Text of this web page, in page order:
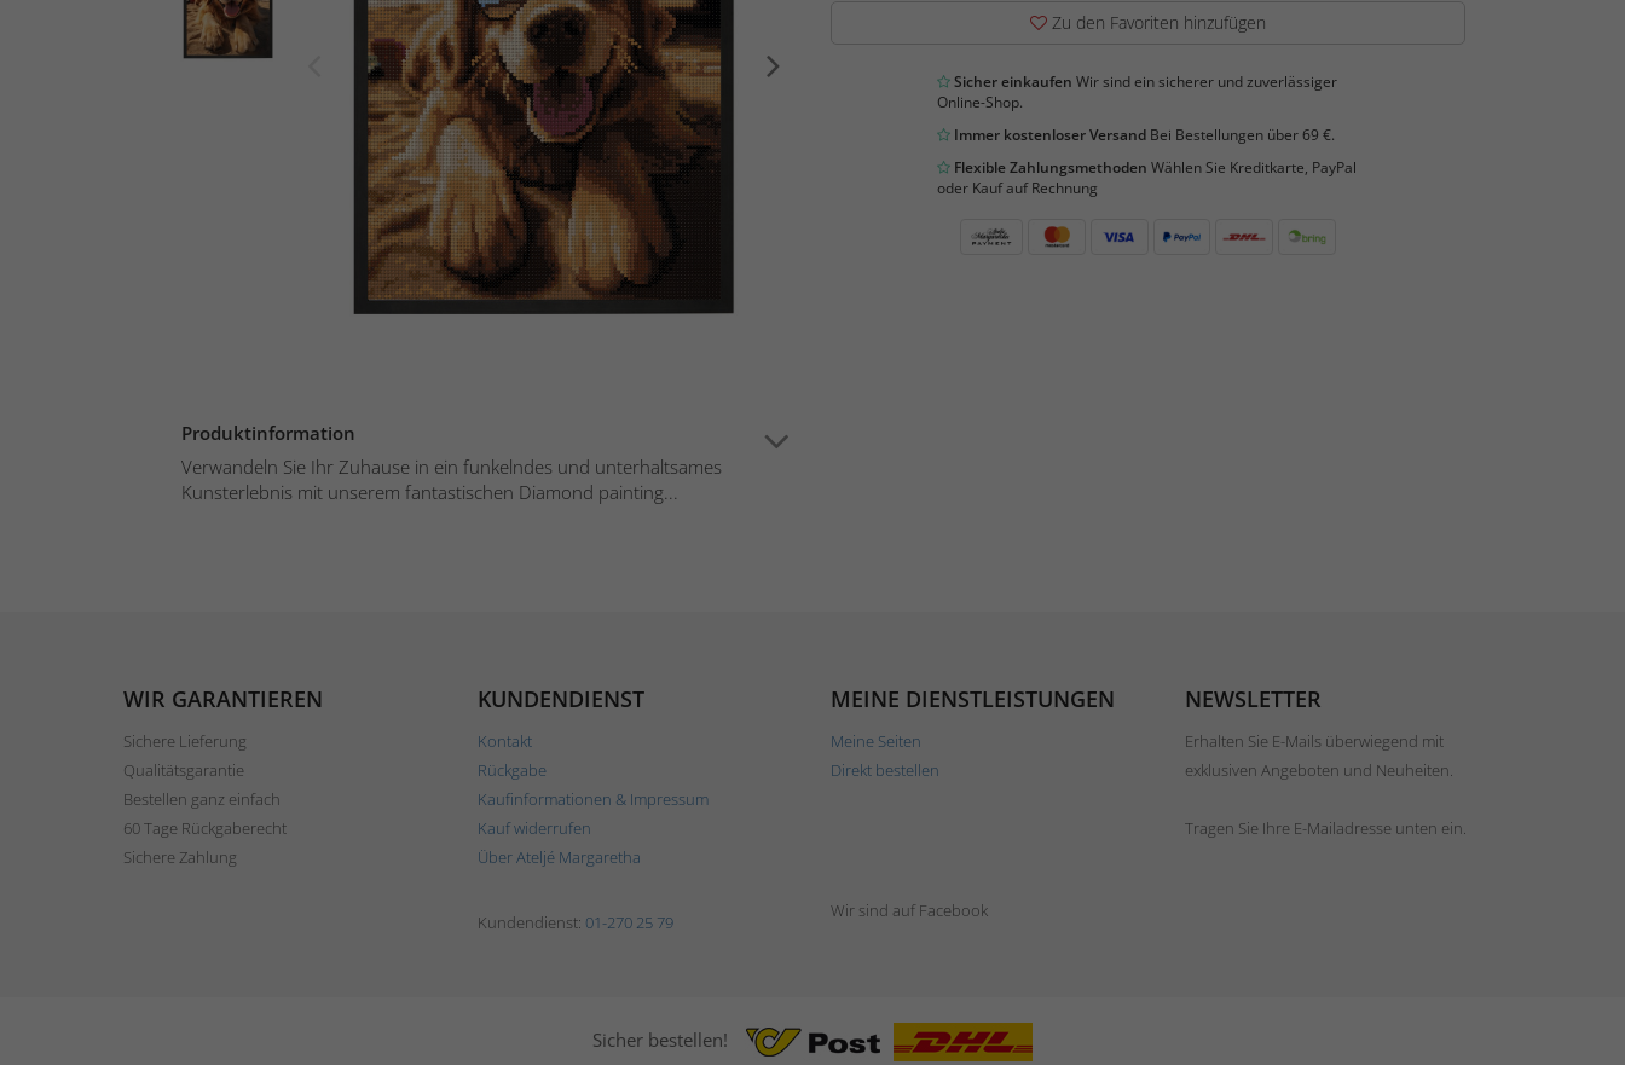
Produktinformation
Verwandeln Sie Ihr Zuhause in ein funkelndes und unterhaltsames
Kunsterlebnis mit unserem fantastischen Diamond painting...
Zu den Favoriten hinzufügen
Sicher einkaufen Wir sind ein sicherer und zuverlässiger
Online-Shop.
Immer kostenloser VersandBei Bestellungen über 69 €.
Flexible Zahlungsmethoden Wählen Sie Kreditkarte, PayPal
oder Kauf auf Rechnung
WIR GARANTIEREN
Sichere Lieferung
Qualitätsgarantie
Bestellen ganz einfach
60 Tage Rückgaberecht
Sichere Zahlung
KUNDENDIENST
Kontakt
Rückgabe
Kaufinformationen & Impressum
Kauf widerrufen
Über Ateljé Margaretha
MEINE DIENSTLEISTUNGEN
Meine Seiten
Direkt bestellen
NEWSLETTER
Erhalten Sie E-Mails überwiegend mit
exklusiven Angeboten und Neuheiten.
Tragen Sie Ihre E-Mailadresse unten ein.
Kundendienst: 01-270 25 79
Wir sind auf Facebook
Sicher bestellen!